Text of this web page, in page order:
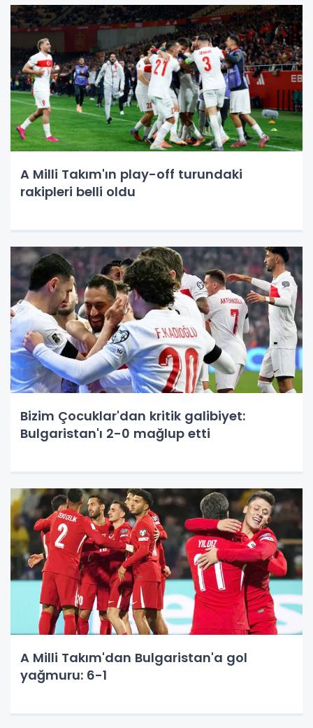
A Milli Takım'ın play-off turundaki
rakipleri belli oldu
Bizim Çocuklar'dan kritik galibiyet:
Bulgaristan'ı 2-0 mağlup etti
A Milli Takım'dan Bulgaristan'a gol
yağmuru: 6-1